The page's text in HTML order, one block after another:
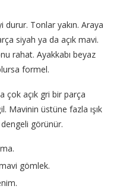
Tonlar yakın. Araya
siyah ya da açık mavi.
rahat. Ayakkabı beyaz
formel.
çok açık gri bir parça
Mavinin üstüne fazla ışık
görünür.
gömlek.